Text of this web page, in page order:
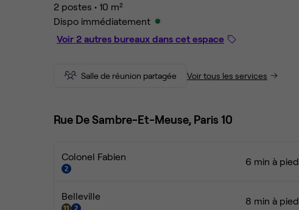
2 postes • 10 m²
Dispo immédiatement
Voir 2 autres bureaux dans cet espace
Salle de réunion partagée Voir tous les services
Rue De Sambre-Et-Meuse, Paris 10
Colonel Fabien 6 min à pied
Belleville 8 min à pied